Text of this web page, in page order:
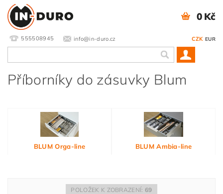
555508945 info@in-duro.cz CZK EUR
0 Kč
Příborníky do zásuvky Blum
BLUM Orga-line BLUM Ambia-line
POLOŽEK K ZOBRAZENÍ:69